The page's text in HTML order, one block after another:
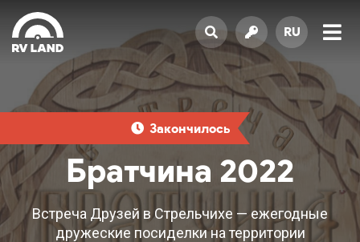
RU
Закончилось
Братчина 2022
Встреча Друзей в Стрельчихе — ежегодные
дружеские посиделки на территории